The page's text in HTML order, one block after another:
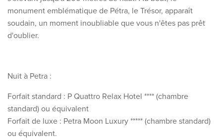
monument emblématique de Pétra, le Trésor, apparaît
soudain, un moment inoubliable que vous n'êtes pas prêt
d'oublier.
Nuit à Petra :
Forfait standard : P Quattro Relax Hotel **** (chambre
standard) ou équivalent
Forfait de luxe : Petra Moon Luxury ***** (chambre standard)
ou équivalent.